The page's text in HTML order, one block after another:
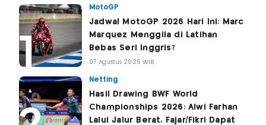
MotoGP
Jadwal MotoGP 2026 Hari Ini: Marc
Marquez Menggila di Latihan
Bebas Seri Inggris?
07 Agustus 2026 WIB
Netting
Hasil Drawing BWF World
Championships 2026: Alwi Farhan
Lalui Jalur Berat, Fajar/Fikri Dapat